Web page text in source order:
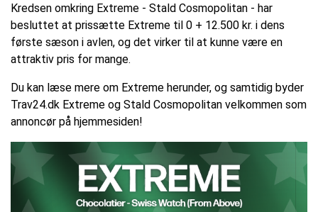
Kredsen omkring Extreme - Stald Cosmopolitan - har
besluttet at prissætte Extreme til 0 + 12.500 kr. i dens
første sæson i avlen, og det virker til at kunne være en
attraktiv pris for mange.
Du kan læse mere om Extreme herunder, og samtidig byder
Trav24.dk Extreme og Stald Cosmopolitan velkommen som
annoncør på hjemmesiden!